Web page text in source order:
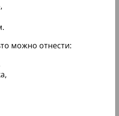
можно отнести: